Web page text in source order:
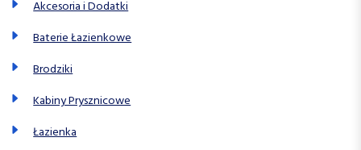
Akcesoria i Dodatki
Baterie Łazienkowe
Brodziki
Kabiny Prysznicowe
Łazienka